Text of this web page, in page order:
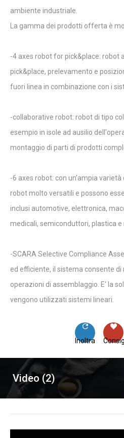
ambiente industriale.
La gamma dei prodotti offerta è
-4 axes robot for pick&place: robot
pick&place, prelevamento e
fuori linea in combinazione con i
-collaborative robot: robot di tipo
esempio in isole ad ausilio
montaggio di parti di prodotti
-6 axes robot: con un'ampia varietà
robot molto versatili e possono
inclusi automotive, elettronica,
medicali, semiconduttori, plastica e
-SCARA Selective Compliance
ed efficiente, il sistema consente di
operazioni di assemblaggio. E' la
vengono utilizzati sistemi lineari.
Inoltra
Video (2)